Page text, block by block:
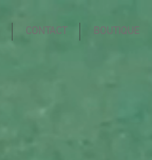
CONTACT BOUTIQUE